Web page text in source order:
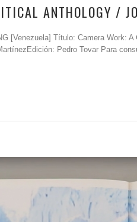
ANTHOLOGY /
[Venezuela] Título: Camera Work:
Pedro Tovar Para